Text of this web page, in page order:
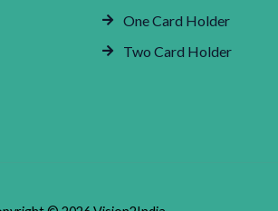
One Card Holder
Two Card Holder